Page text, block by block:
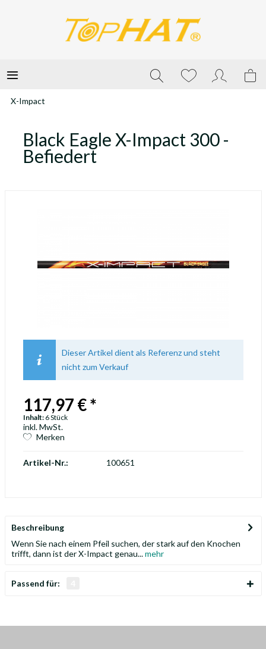
X-Impact
Black Eagle X-Impact 300 -
Befiedert
Dieser Artikel dient als Referenz und steht
nicht zum Verkauf
117,97 € *
Inhalt: 6 Stück
inkl. MwSt.
Merken
Artikel-Nr.: 100651
Beschreibung
Wenn Sie nach einem Pfeil suchen, der stark auf den Knochen
trifft, dann ist der X-Impact genau...mehr
Passend für: